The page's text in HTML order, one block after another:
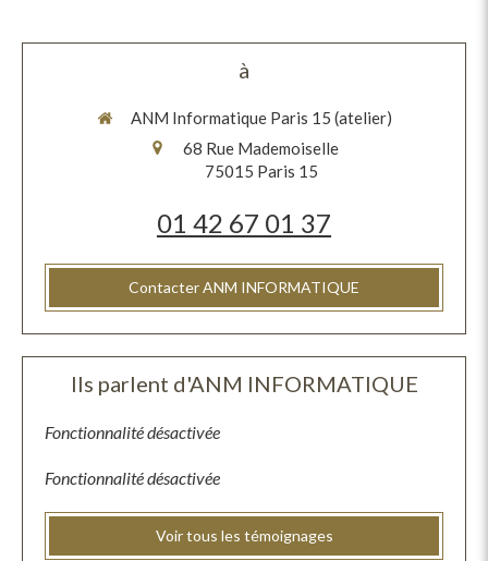
à
ANM Informatique Paris 15 (atelier)
68 Rue Mademoiselle
75015 Paris 15
01 42 67 01 37
Contacter ANM INFORMATIQUE
Ils parlent d'ANM INFORMATIQUE
Fonctionnalité désactivée
Fonctionnalité désactivée
Voir tous les témoignages